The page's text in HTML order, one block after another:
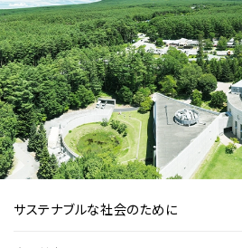
サステナブルな社会のために